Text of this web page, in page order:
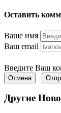
Оставить
Ваше имя
Ваш email
Введите Ваш
Отмена
Другие